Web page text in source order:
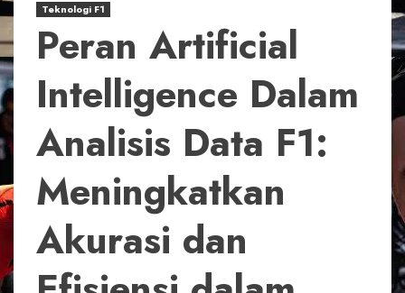
Teknologi F1
Peran Artificial
Intelligence Dalam
Analisis Data F1:
Meningkatkan
Akurasi dan